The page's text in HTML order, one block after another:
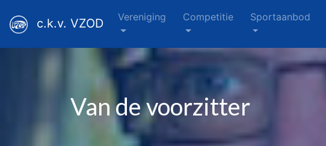
c.k.v. VZOD Vereniging Competitie Sportaanbod
Van de voorzitter